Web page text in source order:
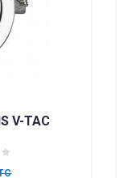
V-TAC